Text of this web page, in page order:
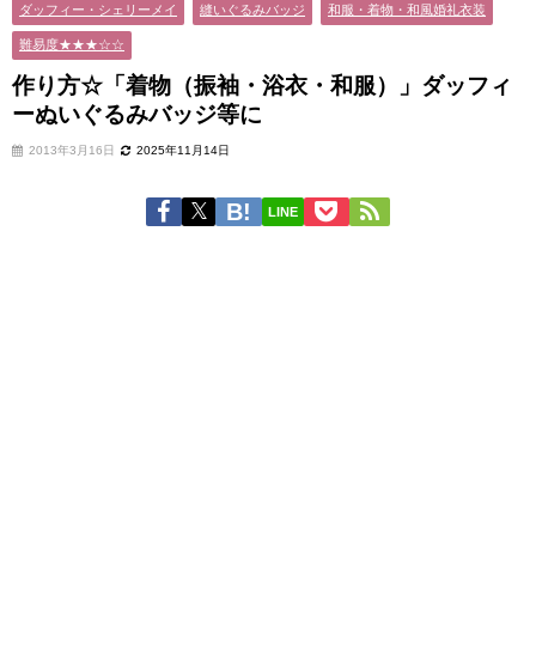
ダッフィー・シェリーメイ 縫いぐるみバッジ 和服・着物・和風婚礼衣装
難易度★★★☆☆
作り方☆「着物（振袖・浴衣・和服）」ダッフィ
ーぬいぐるみバッジ等に
2013年3月16日 2025年11月14日
LINE